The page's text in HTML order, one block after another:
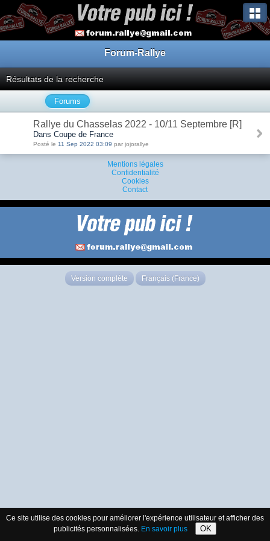
Forum-Rallye
Résultats de la recherche
Forums
Rallye du Chasselas 2022 - 10/11 Septembre [R]
Dans Coupe de France
Posté le 11 Sep 2022 03:09 par jojorallye
Mentions légales
Confidentialité
Cookies
Contact
Version complète Français (France)
Ce site utilise des cookies pour améliorer l'expérience utilisateur et afficher des
publicités personnalisées. En savoir plus OK